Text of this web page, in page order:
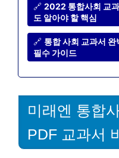
🔗 2022 통합사회 교
도 알아야 할 핵심
🔗 통합 사회 교과서
필수 가이드
미래엔 통합
PDF 교과서